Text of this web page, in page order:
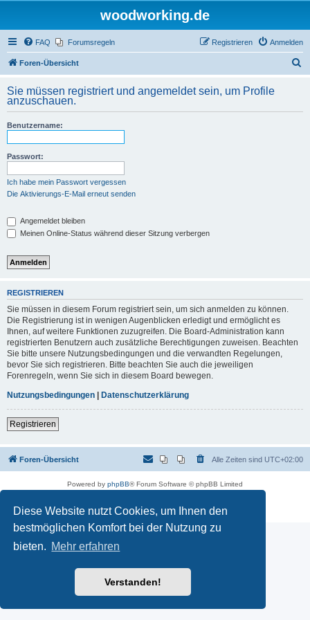
Diese Website nutzt Cookies, um Ihnen den
bestmöglichen Komfort bei der Nutzung zu
bieten. Mehr erfahren
Verstanden!
woodworking.de
FAQ Forumsregeln Anmelden
Registrieren
Foren-Übersicht
h
Sie müssen registriert und angemeldet sein, um Profile
anzuschauen.
Benutzername:
Passwort:
Ich habe mein Passwort vergessen
Die Aktivierungs-E-Mail erneut senden
Angemeldet bleiben
Meinen Online-Status während dieser Sitzung verbergen
REGISTRIEREN
Sie müssen in diesem Forum registriert sein, um sich anmelden zu können.
Die Registrierung ist in wenigen Augenblicken erledigt und ermöglicht es
Ihnen, auf weitere Funktionen zuzugreifen. Die Board-Administration kann
registrierten Benutzern auch zusätzliche Berechtigungen zuweisen. Beachten
Sie bitte unsere Nutzungsbedingungen und die verwandten Regelungen,
bevor Sie sich registrieren. Bitte beachten Sie auch die jeweiligen
Forenregeln, wenn Sie sich in diesem Board bewegen.
Nutzungsbedingungen | Datenschutzerklärung
Registrieren
Foren-Übersicht Alle Zeiten sind UTC+02:00
Powered by phpBB® Forum Software © phpBB Limited
Datenschutz|Nutzungsbedingungen